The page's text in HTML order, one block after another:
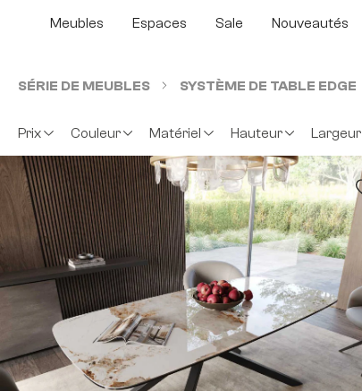
au contenu principal
Passer à la recherche
Passer à la navigation principale
Meubles Espaces Sale Nouveautés
SÉRIE DE MEUBLES SYSTÈME DE TABLE EDGE
Prix Couleur Matériel Hauteur Largeur